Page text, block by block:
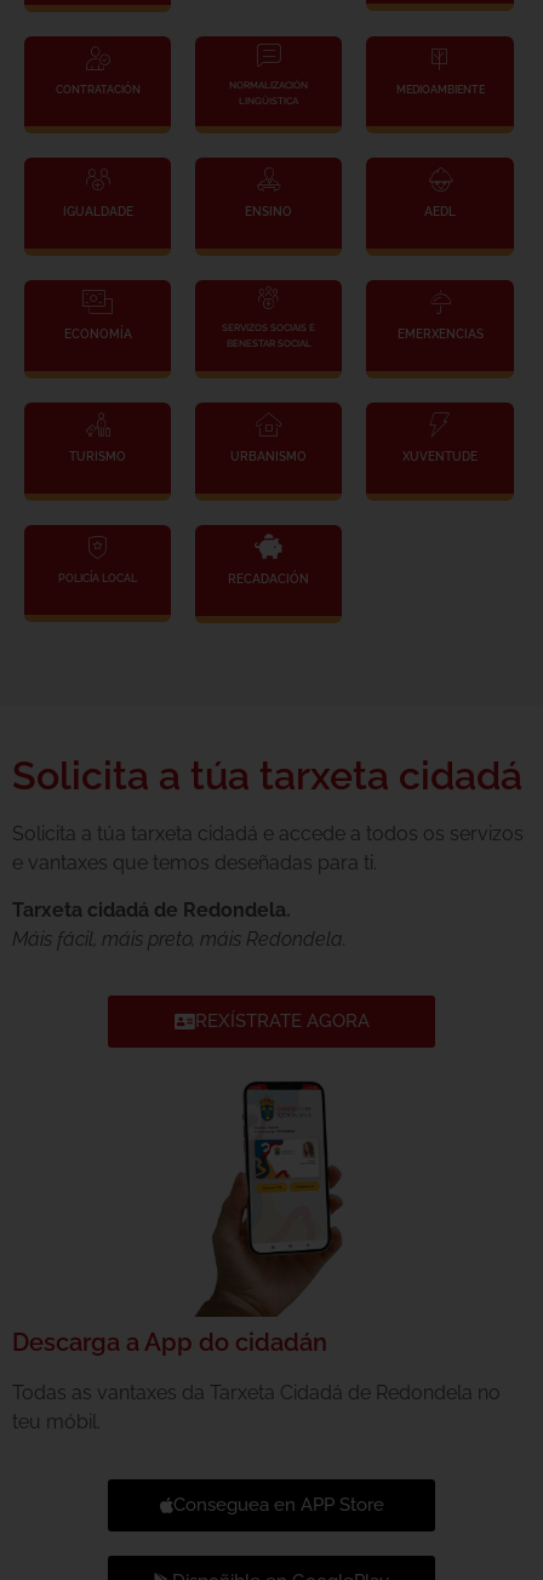
CONTRATACIÓN
NORMALIZACIÓN
LINGÜISTICA
MEDIOAMBIENTE
IGUALDADE ENSINO AEDL
ECONOMÍA
SERVIZOS SOCIAIS E
BENESTAR SOCIAL
EMERXENCIAS
TURISMO URBANISMO XUVENTUDE
POLICÍA LOCAL RECADACIÓN
Solicita a túa tarxeta cidadá
Solicita a túa tarxeta cidadá e accede a todos os servizos
e vantaxes que temos deseñadas para ti.
Tarxeta cidadá de Redondela.
Máis fácil, máis preto, máis Redondela.
REXÍSTRATE AGORA
Descarga a App do cidadán
Todas as vantaxes da Tarxeta Cidadá de Redondela no
teu móbil.
Conseguea en APP Store